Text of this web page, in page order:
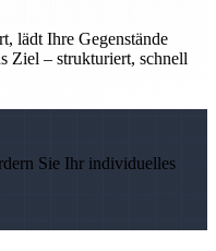
lädt Ihre Gegenstände
Ziel – strukturiert, schnell
Sie Ihr individuelles